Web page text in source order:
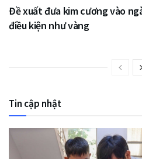
Đề xuất đưa kim cương vào
điều kiện như vàng
Tin cập nhật